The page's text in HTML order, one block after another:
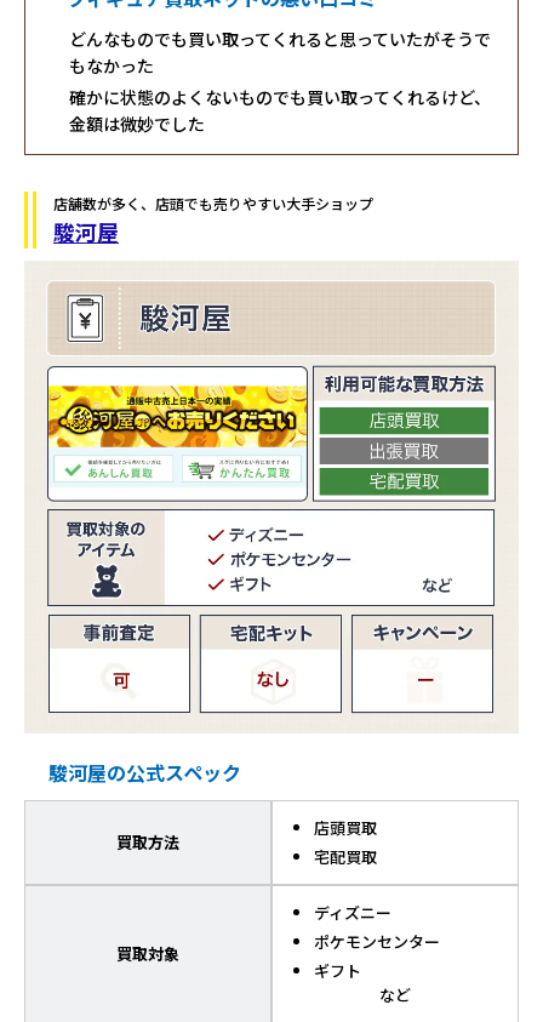
どんなものでも買い取ってくれると思っていたがそうで
もなかった
確かに状態のよくないものでも買い取ってくれるけど、
金額は微妙でした
店舗数が多く、店頭でも売りやすい大手ショップ
駿河屋
駿河屋の公式スペック
買取方法
店頭買取
宅配買取
買取対象
ディズニー
ポケモンセンター
ギフト
など